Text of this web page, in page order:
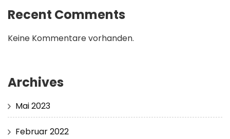
Recent Comments
Keine Kommentare vorhanden.
Archives
Mai 2023
Februar 2022